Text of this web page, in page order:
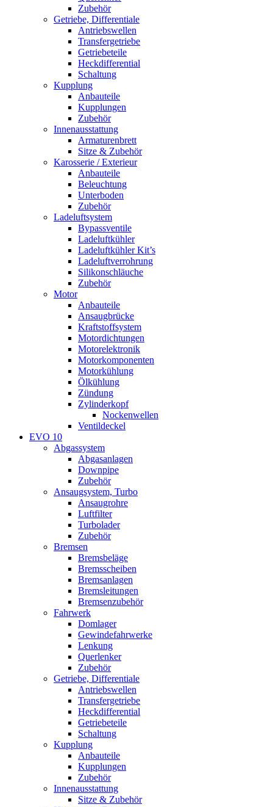
Zubehör
Getriebe, Differentiale
Antriebswellen
Transfergetriebe
Getriebeteile
Heckdifferential
Schaltung
Kupplung
Anbauteile
Kupplungen
Zubehör
Innenausstattung
Armaturenbrett
Sitze & Zubehör
Karosserie / Exterieur
Anbauteile
Beleuchtung
Unterboden
Zubehör
Ladeluftsystem
Bypassventile
Ladeluftkühler
Ladeluftkühler Kit’s
Ladeluftverrohrung
Silikonschläuche
Zubehör
Motor
Anbauteile
Ansaugbrücke
Kraftstoffsystem
Motordichtungen
Motorelektronik
Motorkomponenten
Motorkühlung
Ölkühlung
Zündung
Zylinderkopf
Nockenwellen
Ventildeckel
EVO 10
Abgassystem
Abgasanlagen
Downpipe
Zubehör
Ansaugsystem, Turbo
Ansaugrohre
Luftfilter
Turbolader
Zubehör
Bremsen
Bremsbeläge
Bremsscheiben
Bremsanlagen
Bremsleitungen
Bremsenzubehör
Fahrwerk
Domlager
Gewindefahrwerke
Lenkung
Querlenker
Zubehör
Getriebe, Differentiale
Antriebswellen
Transfergetriebe
Heckdifferential
Getriebeteile
Schaltung
Kupplung
Anbauteile
Kupplungen
Zubehör
Innenausstattung
Sitze & Zubehör